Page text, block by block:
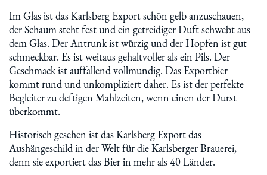
Im Glas ist das Karlsberg Export schön gelb anzuschauen,
der Schaum steht fest und ein getreidiger Duft schwebt aus
dem Glas. Der Antrunk ist würzig und der Hopfen ist gut
schmeckbar. Es ist weitaus gehaltvoller als ein Pils. Der
Geschmack ist auffallend vollmundig. Das Exportbier
kommt rund und unkompliziert daher. Es ist der perfekte
Begleiter zu deftigen Mahlzeiten, wenn einen der Durst
überkommt.
Historisch gesehen ist das Karlsberg Export das
Aushängeschild in der Welt für die Karlsberger Brauerei,
denn sie exportiert das Bier in mehr als 40 Länder.